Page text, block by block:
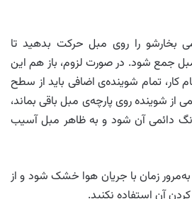
بخارشو را روی مبل حرکت بدهید تا
جمع شود. در صورت لزوم، باز هم این
کار، تمام شوینده‌ی اضافی باید از سطح
از شوینده روی پارچه‌ی مبل باقی بماند،
دائمی آن شود و به ظاهر مبل آسیب
به‌مرور زمان با جریان هوا خشک شود و از